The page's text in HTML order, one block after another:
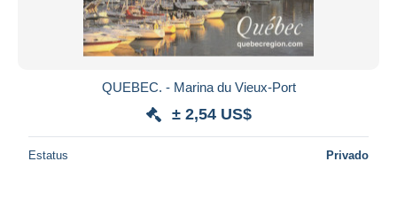
QUEBEC. - Marina du Vieux-Port
± 2,54 US$
Estatus Privado